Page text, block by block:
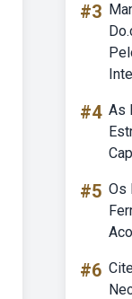
#3
#4 As
#5 Os
#6